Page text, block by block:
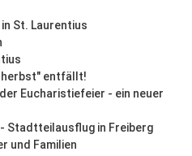
St. Laurentius
entfällt!
Eucharistiefeier - ein neuer
Stadtteilausflug in Freiberg
und Familien